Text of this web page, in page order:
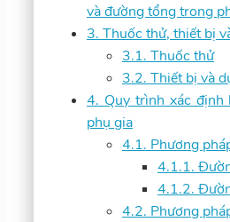
và đường tổng trong
3. Thuốc thử, thiết bị
3.1. Thuốc thử
3.2. Thiết bị và
4. Quy trình xác định
phụ gia
4.1. Phương
4.1.1.
4.1.2.
4.2. Phương